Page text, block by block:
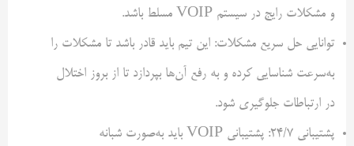
و مشکلات رایج در سیستم VOIP مسلط باشد.
توانایی حل سریع مشکلات: این تیم باید قادر باشد تا مشکلات را
به‌سرعت شناسایی کرده و به رفع آن‌ها بپردازد تا از بروز اختلال
در ارتباطات جلوگیری شود.
پشتیبانی ۲۴/۷: پشتیبانی VOIP باید به‌صورت شبانه